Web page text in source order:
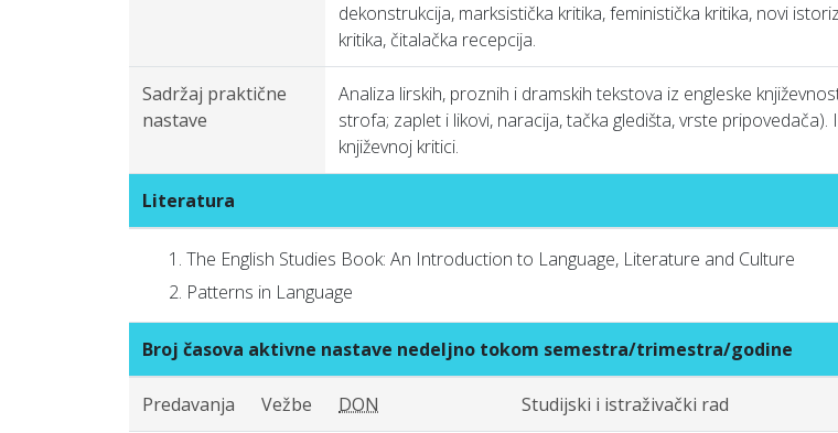
dekonstrukcija, marksistička kritika, feministička kritika, novi
kritika, čitalačka recepcija.
Sadržaj praktične
nastave
Analiza lirskih, proznih i dramskih tekstova iz engleske
strofa; zaplet i likovi, naracija, tačka gledišta, vrste
književnoj kritici.
Literatura
The English Studies Book: An Introduction to Language, Literature and Culture
Patterns in Language
Broj časova aktivne nastave nedeljno tokom semestra/trimestra/godine
Predavanja Vežbe DON Studijski i istraživački rad